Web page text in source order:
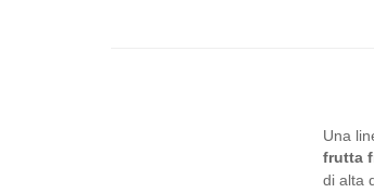
Una
frutta
di alta